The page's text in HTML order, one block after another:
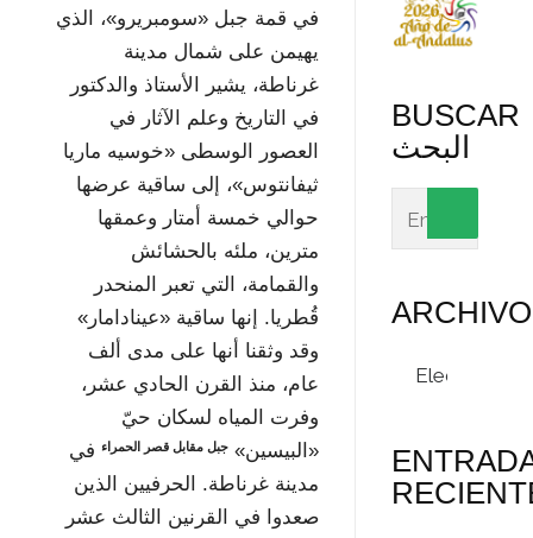
في قمة جبل «سومبريرو»، الذي
يهيمن على شمال مدينة
غرناطة، يشير الأستاذ والدكتور
في التاريخ وعلم الآثار في
العصور الوسطى «خوسيه ماريا
ثيفانتوس»، إلى ساقية عرضها
حوالي خمسة أمتار وعمقها
مترين، ملئه بالحشائش
والقمامة، التي تعبر المنحدر
قُطريا. إنها ساقية «عينادامار»
وقد وثقنا أنها على مدى ألف
عام، منذ القرن الحادي عشر،
وفرت المياه لسكان حيّ
«البيسين» جبل مقابل قصر الحمراء في
مدينة غرناطة. الحرفيين الذين
صعدوا في القرنين الثالث عشر
BUSCAR
البحث